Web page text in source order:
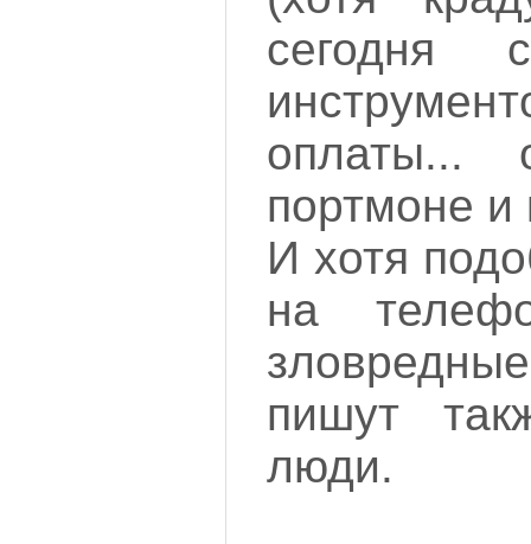
сегодня
оплаты...
портмоне и
И хотя
на
пишут
люди.